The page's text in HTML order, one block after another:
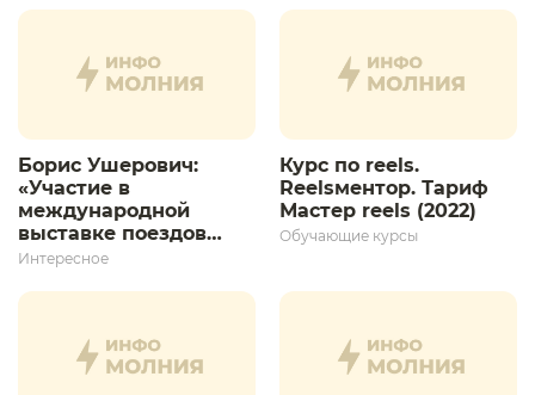
Борис Ушерович:
«Участие в
международной
выставке поездов
дает толчок для
развития»
Интересное
Курс по reels.
Reelsментор. Тариф
Мастер reels (2022)
Обучающие курсы